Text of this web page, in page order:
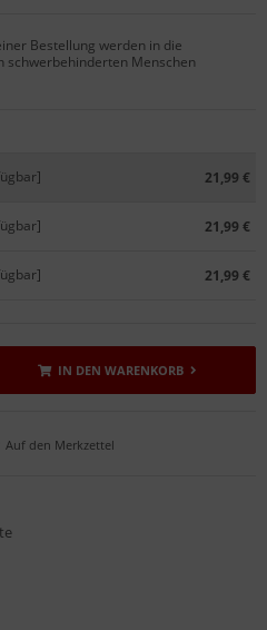
Bestellung werden in die
schwerbehinderten Menschen
21,99 €
21,99 €
21,99 €
IN DEN WARENKORB